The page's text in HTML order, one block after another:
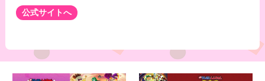
公式サイトへ